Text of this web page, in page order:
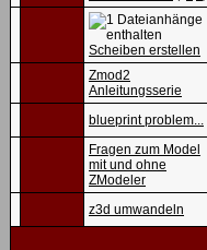
Scheiben erstellen
Zmod2
Anleitungsserie
blueprint problem...
Fragen zum Model
mit und ohne
ZModeler
z3d umwandeln